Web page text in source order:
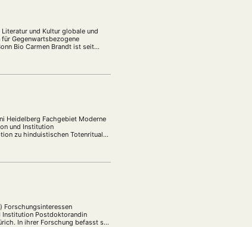
und Kultur globale und
Gegenwartsbezogene
Bio Carmen Brandt ist seit
Heidelberg Fachgebiet Moderne
und Institution
zu hinduistischen Totenritualen
Forschungsinteressen
Institution Postdoktorandin
In ihrer Forschung befasst sie